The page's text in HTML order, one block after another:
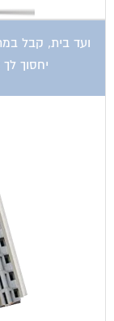
ועד בית, קבל
יחסוך